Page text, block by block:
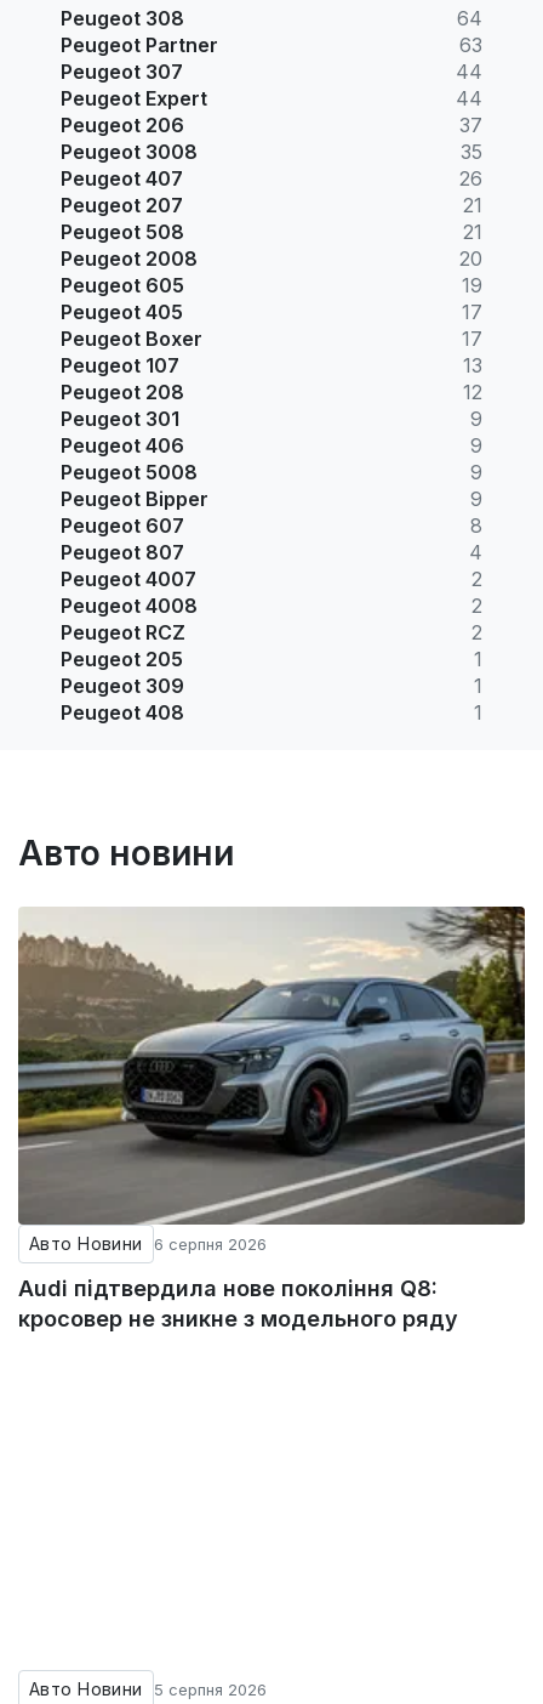
Peugeot 308
64
Peugeot Partner
63
Peugeot 307
44
Peugeot Expert
44
Peugeot 206
37
Peugeot 3008
35
Peugeot 407
26
Peugeot 207
21
Peugeot 508
21
Peugeot 2008
20
Peugeot 605
19
Peugeot 405
17
Peugeot Boxer
17
Peugeot 107
13
Peugeot 208
12
Peugeot 301
9
Peugeot 406
9
Peugeot 5008
9
Peugeot Bipper
9
Peugeot 607
8
Peugeot 807
4
Peugeot 4007
2
Peugeot 4008
2
Peugeot RCZ
2
Peugeot 205
1
Peugeot 309
1
Peugeot 408
1
Авто новини
Авто Новини 6 серпня 2026
Audi підтвердила нове покоління Q8:
кросовер не зникне з модельного ряду
Авто Новини 5 серпня 2026